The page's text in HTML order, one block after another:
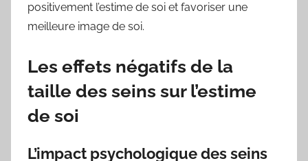
positivement l’estime de soi et favoriser une
meilleure image de soi.
Les effets négatifs de la
taille des seins sur l’estime
de soi
L’impact psychologique des seins